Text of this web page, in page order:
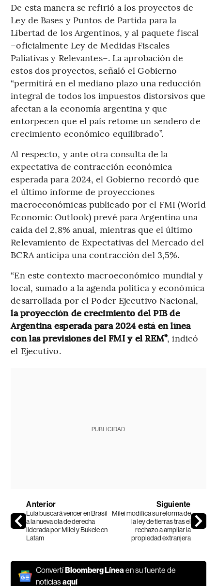
De esta manera se refirió a los proyectos de
Ley de Bases y Puntos de Partida para la
Libertad de los Argentinos, y al paquete fiscal
–oficialmente Ley de Medidas Fiscales
Paliativas y Relevantes–. La aprobación de
estos dos proyectos, señaló el Gobierno
“permitirá en el mediano plazo una reducción
integral de todos los impuestos distorsivos que
afectan a la economía argentina y que
entorpecen que el país retome un sendero de
crecimiento económico equilibrado”.
Al respecto, y ante otra consulta de la
expectativa de contracción económica
esperada para 2024, el Gobierno recordó que
el último informe de proyecciones
macroeconómicas publicado por el FMI (World
Economic Outlook) prevé para Argentina una
caída del 2,8% anual, mientras que el último
Relevamiento de Expectativas del Mercado del
BCRA anticipa una contracción del 3,5%.
“En este contexto macroeconómico mundial y
local, sumado a la agenda política y económica
desarrollada por el Poder Ejecutivo Nacional,
la proyección de crecimiento del PIB de
Argentina esperada para 2024 está en línea
con las previsiones del FMI y el REM”, indicó
el Ejecutivo.
PUBLICIDAD
Anterior
Lula buscará vencer en Brasil
a la nueva ola de derecha
liderada por Milei y Bukele en
Latam
Siguiente
Milei modifica su reforma de
la ley de tierras tras el
rechazo a ampliar la
propiedad extranjera
ConvertíBloomberg Línea en su fuente de
noticiasaquí